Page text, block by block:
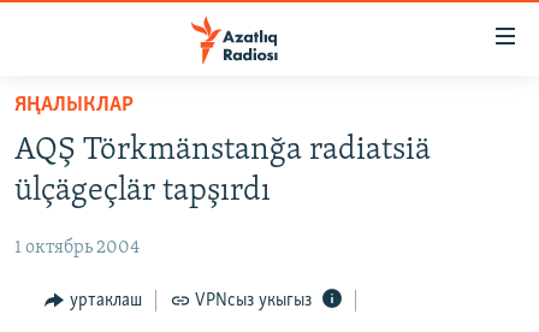
төп
төп
меню
эзләү
ЯҢАЛЫКЛАР
БАШКОРТСТАН
ТАТАРСТАН
КЫРЫМ
ТАТАР-БАШКОРТ ДӨНЬЯСЫ
ЯҢАЛЫКЛАР
AQŞ Törkmänstanğa radiatsiä
ülçägeçlär tapşırdı
1 октябрь 2004
уртаклаш VPNсыз укыгыз